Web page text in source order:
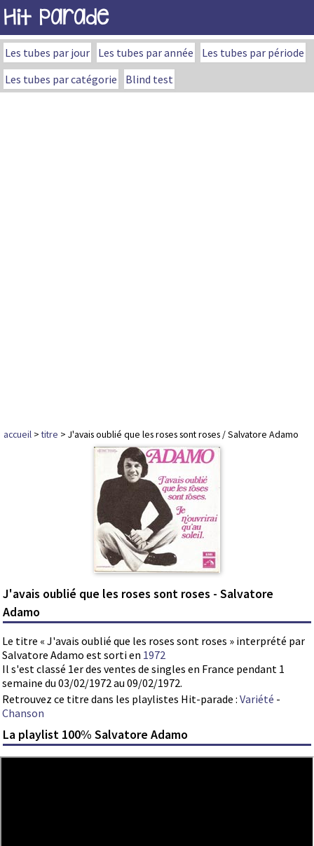
Hit Parade
Les tubes par jour Les tubes par année
Les tubes par période
Les tubes par catégorie
Blind test
accueil >titre > J'avais oublié que les roses sont roses / Salvatore Adamo
J'avais oublié que les roses sont roses - Salvatore
Adamo
Le titre « J'avais oublié que les roses sont roses » interprété par
Salvatore Adamo est sorti en 1972
Il s'est classé 1er des ventes de singles en France pendant 1
semaine du 03/02/1972 au 09/02/1972.
Retrouvez ce titre dans les playlistes Hit-parade : Variété -
Chanson
La playlist 100% Salvatore Adamo